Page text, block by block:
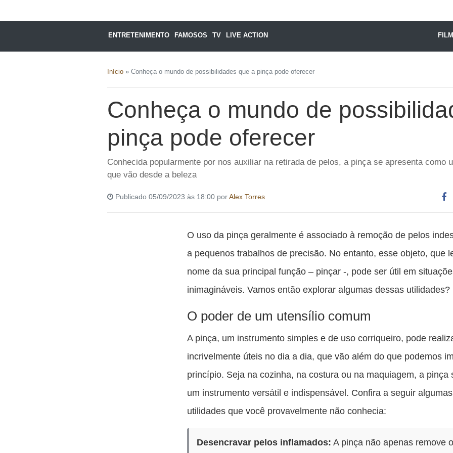
ENTRETENIMENTO FAMOSOS TV LIVE ACTION
Início » Conheça o mundo de possibilidades que a pinça pode oferecer
Conheça o mundo de
pinça pode oferecer
Conhecida popularmente por nos auxiliar na retirada de pelos, a pinça se apresenta como
que vão desde a beleza
Publicado 05/09/2023 às 18:00 porAlex Torres
O uso da pinça geralmente é associado à remoção de pelos
a pequenos trabalhos de precisão. No entanto, esse objeto, que
nome da sua principal função – pinçar -, pode ser útil em
inimagináveis. Vamos então explorar algumas dessas utilidades?
O poder de um utensílio comum
A pinça, um instrumento simples e de uso corriqueiro, pode
incrivelmente úteis no dia a dia, que vão além do que podemos
princípio. Seja na cozinha, na costura ou na maquiagem, a pinça
um instrumento versátil e indispensável. Confira a seguir algumas
utilidades que você provavelmente não conhecia:
Desencravar pelos inflamados: A pinça não apenas remove